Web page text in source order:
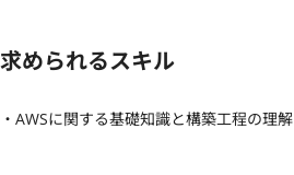
求められるスキル
・AWSに関する基礎知識と構築工程の理解